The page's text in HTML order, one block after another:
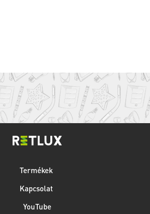
Termékek
Kapcsolat
YouTube